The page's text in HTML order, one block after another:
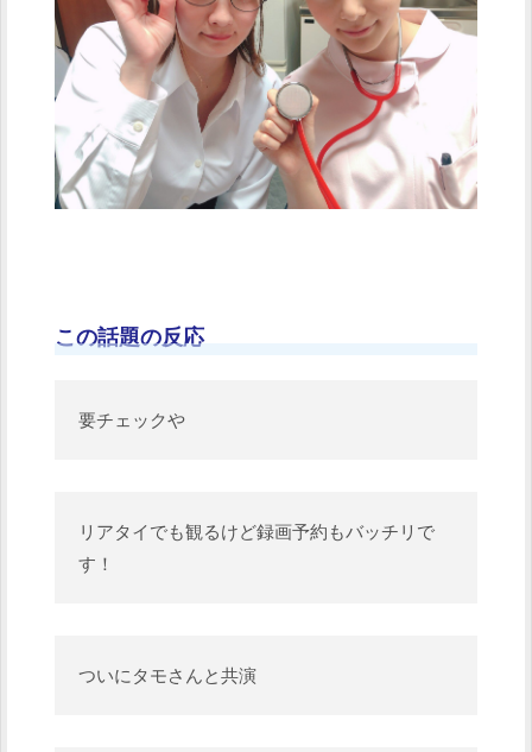
この話題の反応
要チェックや
リアタイでも観るけど録画予約もバッチリで
す！
ついにタモさんと共演